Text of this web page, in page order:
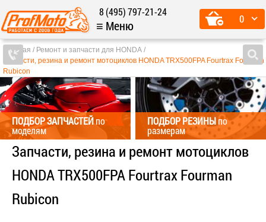
8 (495) 797-21-24
0
≡ Меню
Главная
Ремонт и запчасти для HONDA
Запчасти, резина и ремонт мотоциклов HONDA TRX500FPA Fourtrax Fourman
Rubicon
ПОДБОР ЗАПЧАСТЕЙпо
моделям
ПОДБОР РЕЗИНЫпо
размерам
Запчасти, резина и ремонт мотоциклов
HONDA TRX500FPA Fourtrax Fourman
Rubicon